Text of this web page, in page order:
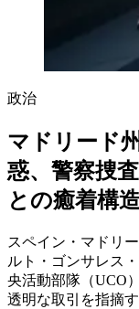
政治
マドリード
惑、警察捜
との癒着構
スペイン・マドリ
ルト・ゴンサレス
央活動部隊（UCO
透明な取引を指摘